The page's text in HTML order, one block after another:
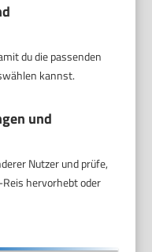
du die passenden
kannst.
und
Nutzer und prüfe,
hervorhebt oder